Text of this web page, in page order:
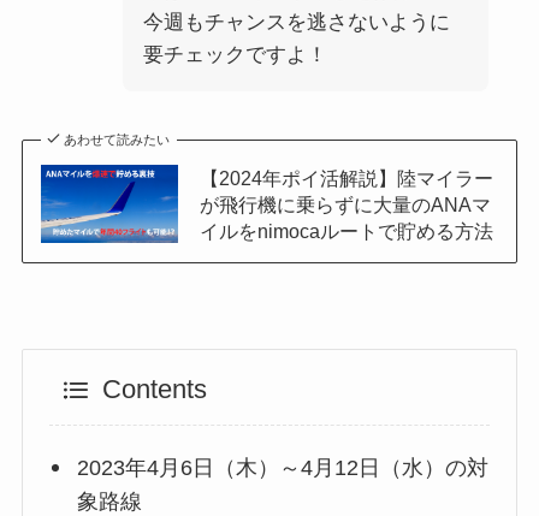
今週もチャンスを逃さないように
要チェックですよ！
あわせて読みたい
【2024年ポイ活解説】陸マイラー
が飛行機に乗らずに大量のANAマ
イルをnimocaルートで貯める方法
Contents
2023年4月6日（木）～4月12日（水）の対
象路線